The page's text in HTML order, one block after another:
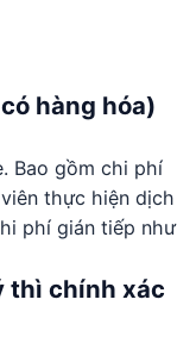
hàng hóa)
Bao gồm chi phí
thực hiện dịch
phí gián tiếp như
thì chính xác